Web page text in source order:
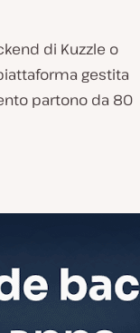
di Kuzzle o
gestita
partono da 80